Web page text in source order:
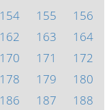
154 155
156
162 163
164
170 171
172
178 179
180
186 187
188